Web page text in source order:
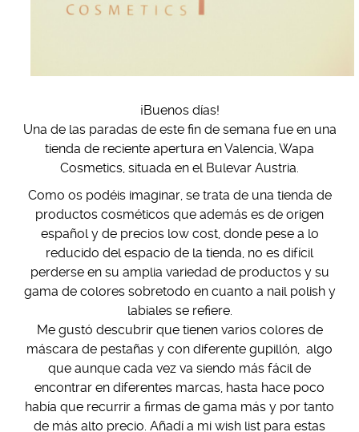
¡Buenos días!
Una de las paradas de este fin de semana fue en una
tienda de reciente apertura en Valencia, Wapa
Cosmetics, situada en el Bulevar Austria.
Como os podéis imaginar, se trata de una tienda de
productos cosméticos que además es de origen
español y de precios low cost, donde pese a lo
reducido del espacio de la tienda, no es difícil
perderse en su amplia variedad de productos y su
gama de colores sobretodo en cuanto a nail polish y
labiales se refiere.
Me gustó descubrir que tienen varios colores de
máscara de pestañas y con diferente gupillón, algo
que aunque cada vez va siendo más fácil de
encontrar en diferentes marcas, hasta hace poco
había que recurrir a firmas de gama más y por tanto
de más alto precio. Añadí a mi wish list para estas